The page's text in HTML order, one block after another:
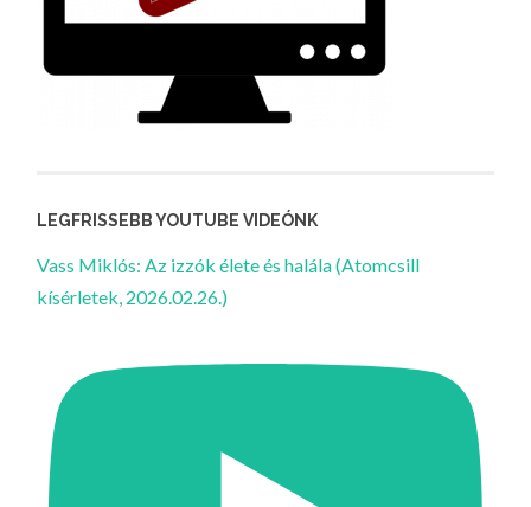
LEGFRISSEBB YOUTUBE VIDEÓNK
Vass Miklós: Az izzók élete és halála (Atomcsill
kísérletek, 2026.02.26.)